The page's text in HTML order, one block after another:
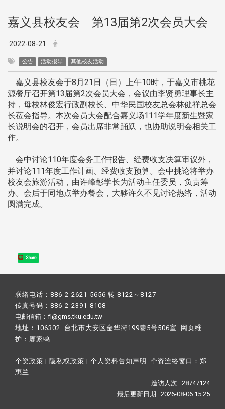
嘉义县校友会 第13届第2次会员大会
2022-08-21
公告 活动报导 其他校友活动
嘉义县校友会于8月21日（日）上午10时，于嘉义市桃花
源餐厅召开第13届第2次会员大会，会议由李贤勇理事长主
持，母校林俊宏行政副校长、中华民国校友总会林健祥总会
长莅会指导。本次会员大会配合嘉义场111学年度新生暨家
长说明会的召开，会员出席非常踊跃，也协助说明会相关工
作。
会中讨论110年度会务工作报告、经费收支决算审议外，
并讨论111年度工作计画、经费收支预算。会中挑论将举办
校友会旅游活动，由许峰彰学长为活动主任委员，负责筹
办。会后于同地点举办餐会，大夥许久不见讨论热络，活动
圆满完成。
Share
联络电话：886-2-2621-5656 转 8122～8127
传真号码：886-2-2391-8108
电邮信箱：fl@gms.tku.edu.tw
地址：106302 台北市大安区金华街199巷5号506室 网页维
护： 廖家鸣​
个资政策 | 隐私权政策 | 个人资料告知声明 个资连络窗口： 郑
惠兰
造访人次 : 28747124
最后更新日期 :2026-08-06 15:25